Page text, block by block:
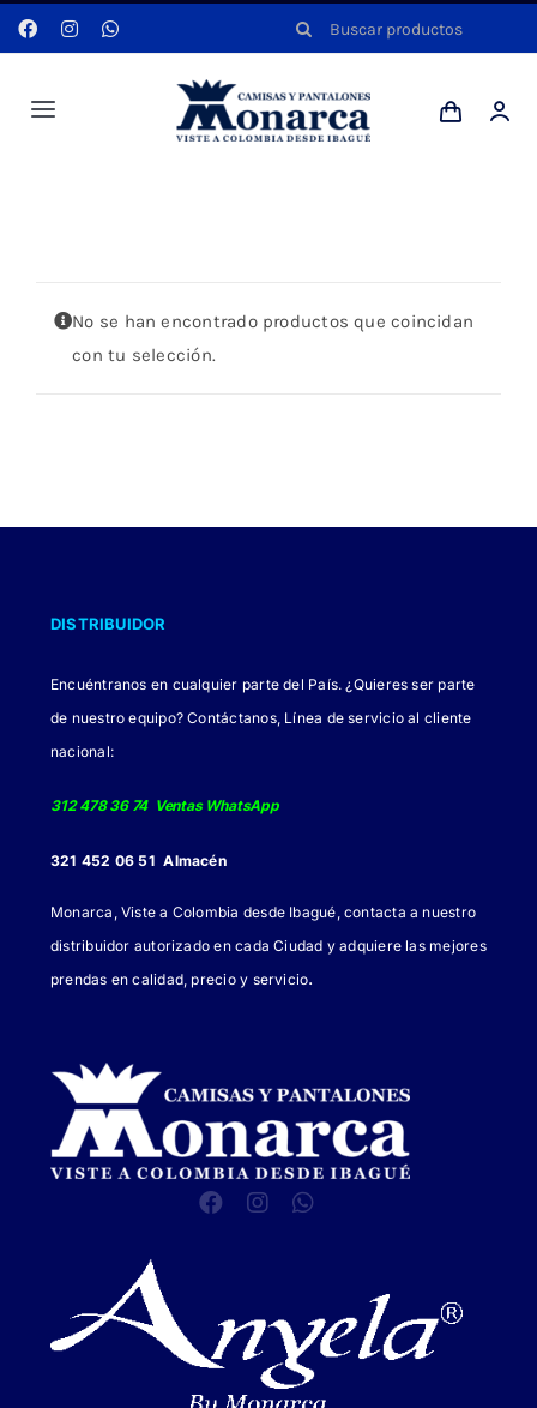
Saltar
al
Buscar:
Toggle
Dotaciones
No se han encontrado productos que coincidan
con tu selección.
DISTRIBUIDOR
Encuéntranos en cualquier parte del País. ¿Quieres ser parte
de nuestro equipo? Contáctanos, Línea de servicio al cliente
nacional:
312 478 36 74 Ventas WhatsApp
321 452 06 51 Almacén
Monarca, Viste a Colombia desde Ibagué, contacta a nuestro
distribuidor autorizado en cada Ciudad y adquiere las mejores
prendas en calidad, precio y servicio.